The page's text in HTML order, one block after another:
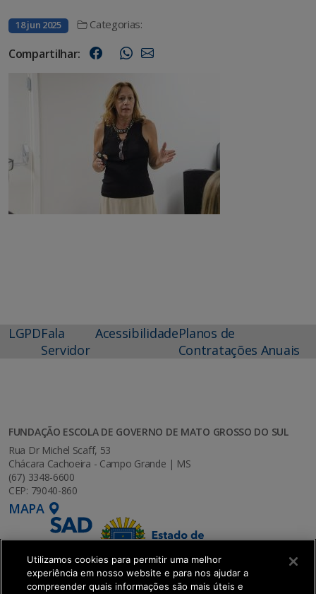
18 jun 2025 Categorias:
Compartilhar:
LGPDFala
Servidor
AcessibilidadePlanos de
Contratações Anuais
FUNDAÇÃO ESCOLA DE GOVERNO DE MATO GROSSO DO SUL
Rua Dr Michel Scaff, 53
Chácara Cachoeira - Campo Grande | MS
(67) 3348-6600
CEP: 79040-860
MAPA
Utilizamos cookies para permitir uma melhor
experiência em nosso website e para nos ajudar a
compreender quais informações são mais úteis e